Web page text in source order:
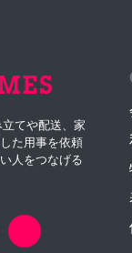
てや配送、家
た用事を依頼
人をつなげる